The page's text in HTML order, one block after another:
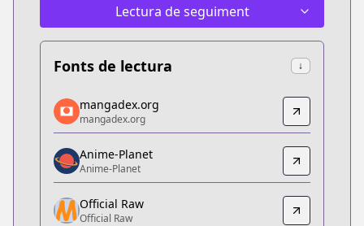
Lectura de seguiment
Fonts de lectura ↓
mangadex.org
mangadex.org
https://mangadex.org/title/6e52262f-bcd5-49c4-
Anime-Planet
Anime-Planet
https://www.anime-planet.com/manga/the-
Official Raw
mangadex.org
mangadex.org
Anime-Planet
Anime-Planet
Official Raw
Official Raw